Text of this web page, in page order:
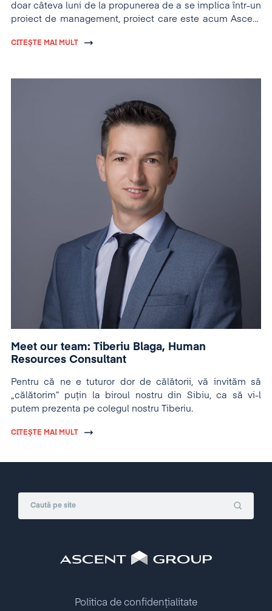
doar câteva luni de la propunerea de a se implica într-un
proiect de management, proiect care este acum Ascent
CITEȘTE MAI MULT
Meet our team: Tiberiu Blaga, Human
Resources Consultant
Pentru că ne e tuturor dor de călătorii, vă invităm să
„călătorim” puțin la biroul nostru din Sibiu, ca să vi-l
putem prezenta pe colegul nostru Tiberiu.
CITEȘTE MAI MULT
Politica de confidențialitate